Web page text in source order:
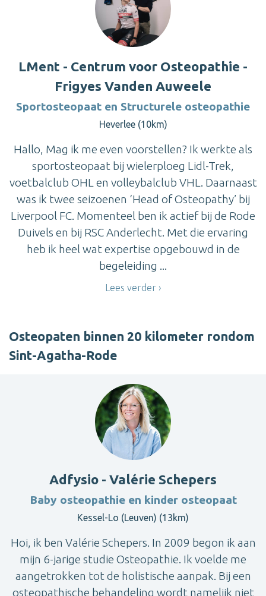
LMent - Centrum voor Osteopathie -
Frigyes Vanden Auweele
Sportosteopaat en Structurele osteopathie
Heverlee (10km)
Hallo, Mag ik me even voorstellen? Ik werkte als
sportosteopaat bij wielerploeg Lidl-Trek,
voetbalclub OHL en volleybalclub VHL. Daarnaast
was ik twee seizoenen ‘Head of Osteopathy’ bij
Liverpool FC. Momenteel ben ik actief bij de Rode
Duivels en bij RSC Anderlecht. Met die ervaring
heb ik heel wat expertise opgebouwd in de
begeleiding ...
Lees verder
Osteopaten binnen 20 kilometer rondom
Sint-Agatha-Rode
Adfysio - Valérie Schepers
Baby osteopathie en kinder osteopaat
Kessel-Lo (Leuven) (13km)
Hoi, ik ben Valérie Schepers. In 2009 begon ik aan
mijn 6-jarige studie Osteopathie. Ik voelde me
aangetrokken tot de holistische aanpak. Bij een
osteopathische behandeling wordt namelijk niet